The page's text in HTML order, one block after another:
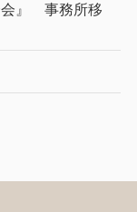
会』 事務所移